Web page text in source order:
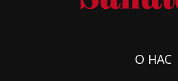
О НАС